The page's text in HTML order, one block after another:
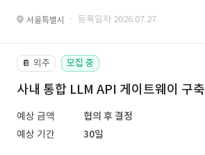
서울특별시 · 등록일자 2026.07.27.
📔 외주 모집 중
사내 통합 LLM API 게이트웨이 구축
예상 금액
협의 후 결정
예상 기간
30일